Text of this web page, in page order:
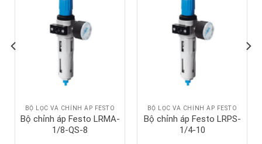
BỘ LỌC VÀ CHỈNH ÁP FESTO
Bộ chỉnh áp Festo LRMA-
1/8-QS-8
BỘ LỌC VÀ CHỈNH ÁP FESTO
Bộ chỉnh áp Festo LRPS-
1/4-10